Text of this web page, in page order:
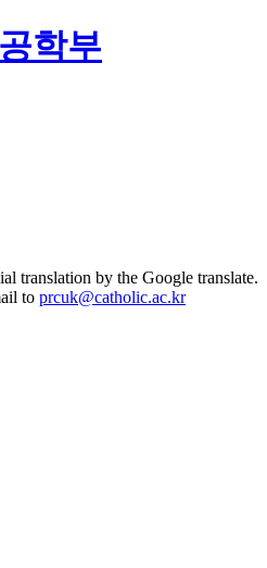
학부
translation by the Google translate.
to prcuk@catholic.ac.kr